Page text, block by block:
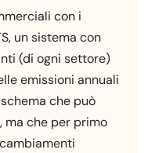
con i
un sistema con
(di ogni settore)
emissioni annuali
che può
ma che per primo